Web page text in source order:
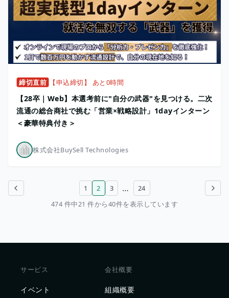
締切直前 【申込締切】 あと0時間
【28卒｜Web】本選考前に"自分の武器"を見つける。二次
流通の総合商社で挑む「営業×戦略設計」1dayインターン
＜豪華特典付き＞
株式会社BuySell Technologies
前のページ 次のページ
1 2 3 …
24
474 件中21 件から40件を表示しています
サービス
イベント
会社概要
組織概要